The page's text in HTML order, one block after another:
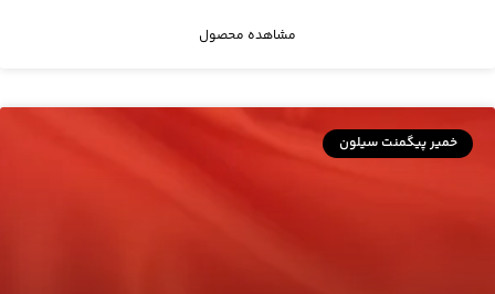
مشاهده محصول
خمیر پیگمنت سیلون